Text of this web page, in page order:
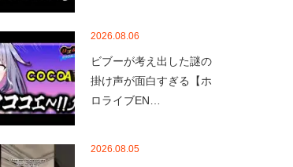
2026.08.06
ビブーが考え出した謎の
掛け声が面白すぎる【ホ
ロライブEN…
2026.08.05